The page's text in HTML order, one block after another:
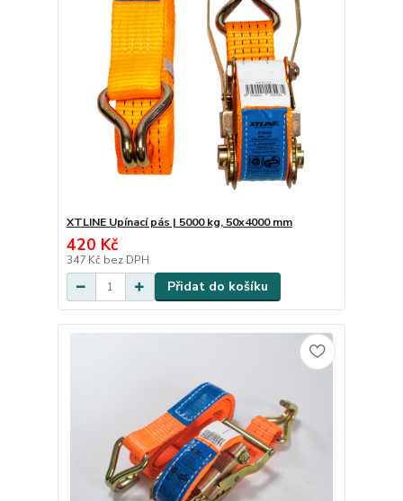
XTLINE Upínací pás | 5000 kg, 50x4000 mm
420 Kč
347 Kč bez DPH
Přidat do košíku